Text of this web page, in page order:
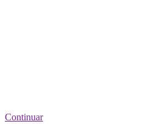
Continuar